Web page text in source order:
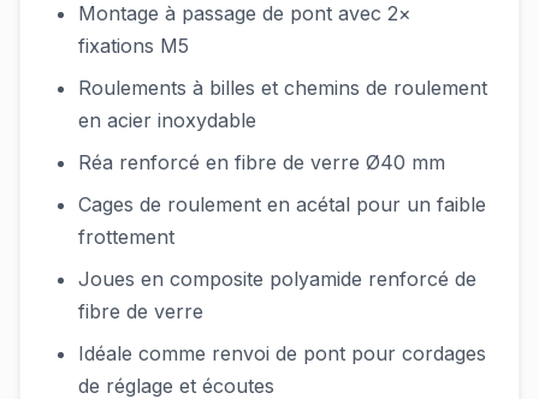
Montage à passage de pont avec 2×
fixations M5
Roulements à billes et chemins de roulement
en acier inoxydable
Réa renforcé en fibre de verre Ø40 mm
Cages de roulement en acétal pour un faible
frottement
Joues en composite polyamide renforcé de
fibre de verre
Idéale comme renvoi de pont pour cordages
de réglage et écoutes